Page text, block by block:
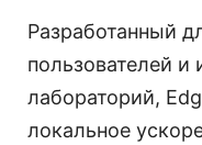
Разработанный
пользователей и
лабораторий,
локальное